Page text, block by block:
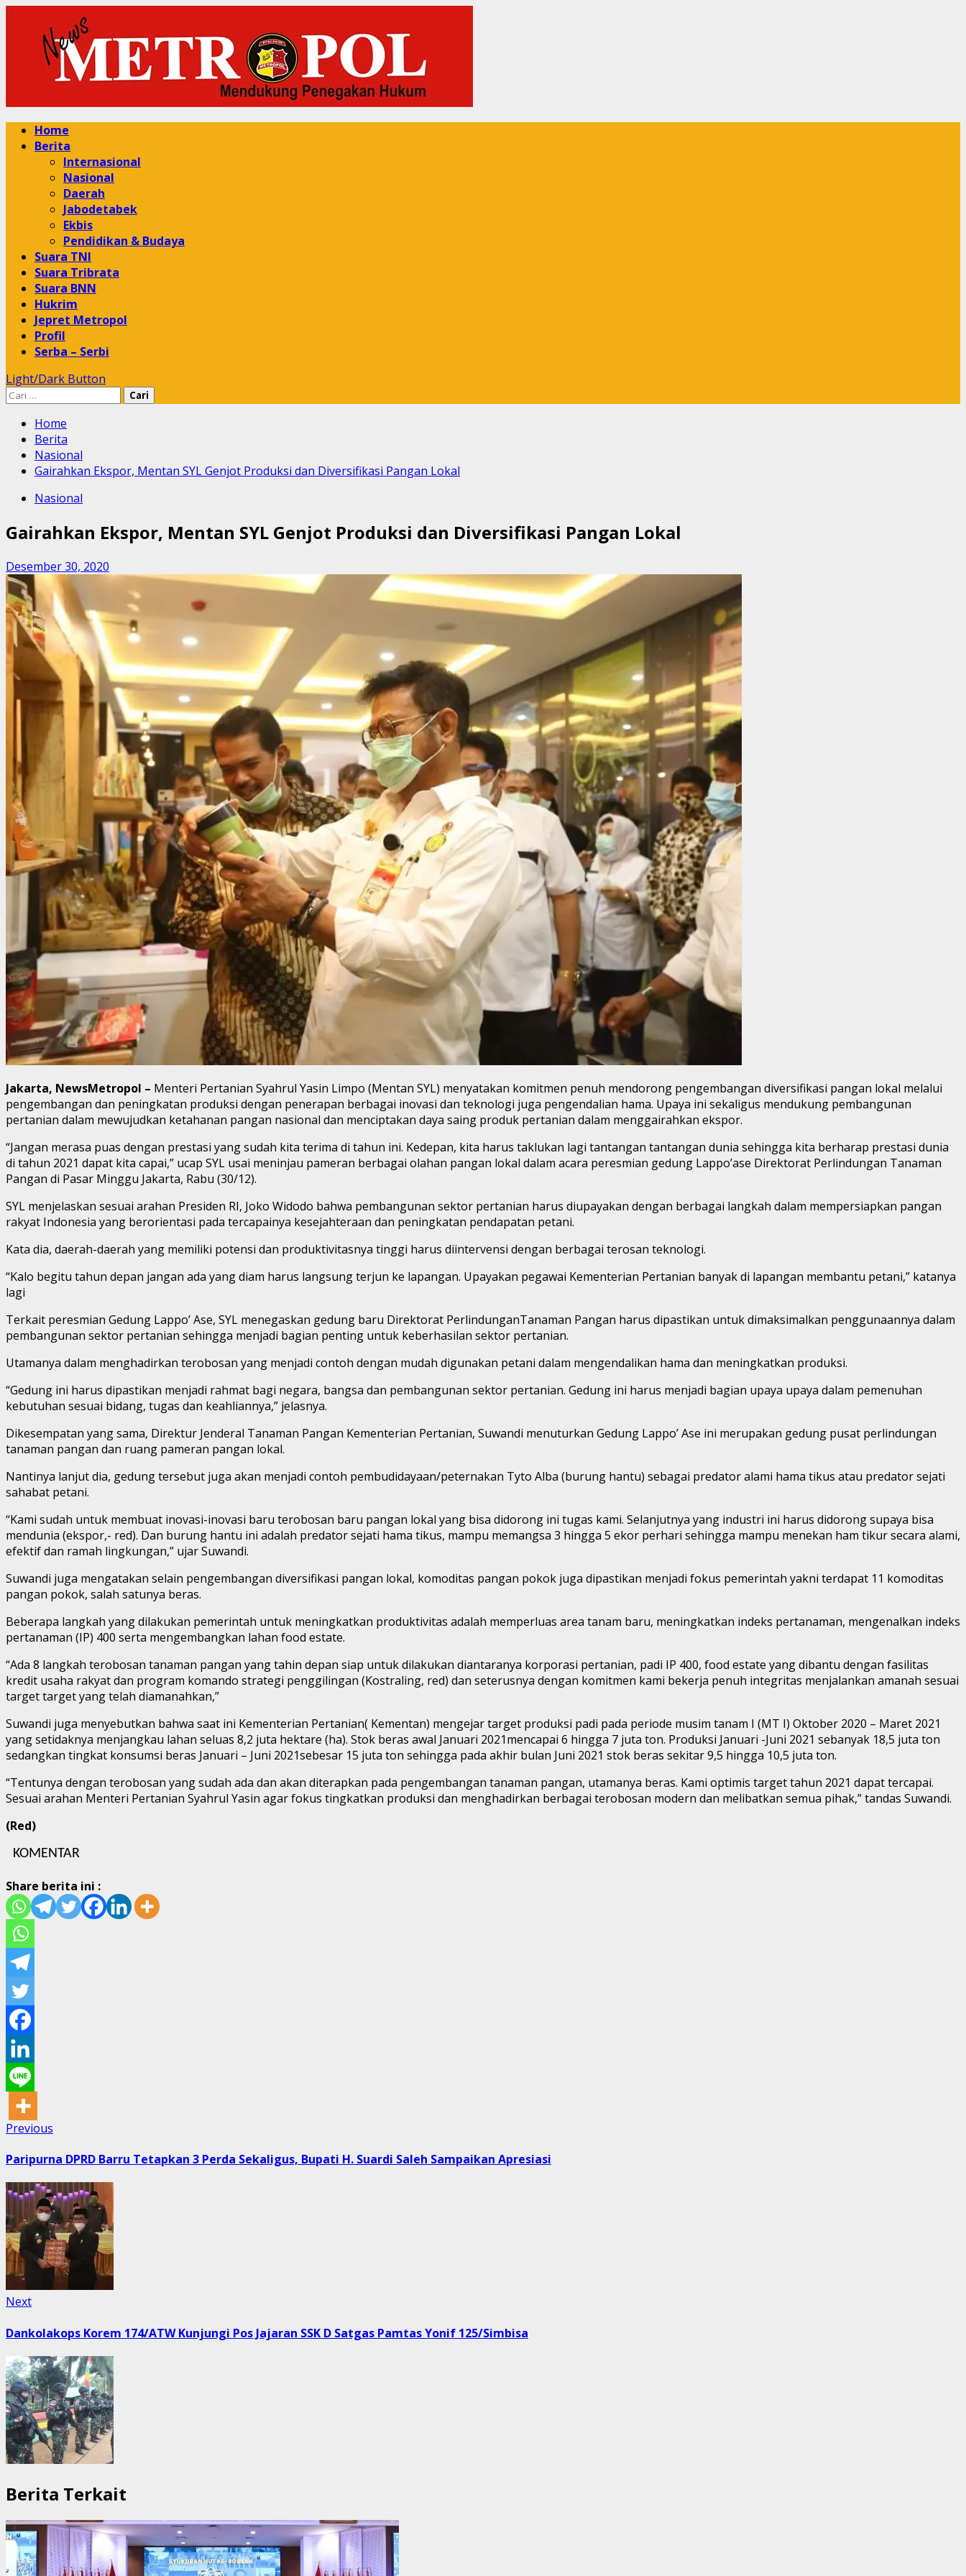
content
Primary
Menu
Home
Berita
Internasional
Nasional
Daerah
Jabodetabek
Ekbis
Pendidikan & Budaya
Suara TNI
Suara Tribrata
Suara BNN
Hukrim
Jepret Metropol
Profil
Serba – Serbi
Light/Dark Button
Cari
Home
Berita
Nasional
Gairahkan Ekspor, Mentan SYL Genjot Produksi dan Diversifikasi Pangan Lokal
Nasional
Gairahkan Ekspor, Mentan SYL Genjot Produksi dan Diversifikasi Pangan Lokal
Desember 30, 2020
Jakarta, NewsMetropol – Menteri Pertanian Syahrul Yasin Limpo (Mentan SYL) menyatakan komitmen penuh mendorong pengembangan diversifikasi pangan lokal melalui
pengembangan dan peningkatan produksi dengan penerapan berbagai inovasi dan teknologi juga pengendalian hama. Upaya ini sekaligus mendukung pembangunan
pertanian dalam mewujudkan ketahanan pangan nasional dan menciptakan daya saing produk pertanian dalam menggairahkan ekspor.
“Jangan merasa puas dengan prestasi yang sudah kita terima di tahun ini. Kedepan, kita harus taklukan lagi tantangan tantangan dunia sehingga kita berharap prestasi dunia
di tahun 2021 dapat kita capai,” ucap SYL usai meninjau pameran berbagai olahan pangan lokal dalam acara peresmian gedung Lappo’ase Direktorat Perlindungan Tanaman
Pangan di Pasar Minggu Jakarta, Rabu (30/12).
SYL menjelaskan sesuai arahan Presiden RI, Joko Widodo bahwa pembangunan sektor pertanian harus diupayakan dengan berbagai langkah dalam mempersiapkan pangan
rakyat Indonesia yang berorientasi pada tercapainya kesejahteraan dan peningkatan pendapatan petani.
Kata dia, daerah-daerah yang memiliki potensi dan produktivitasnya tinggi harus diintervensi dengan berbagai terosan teknologi.
“Kalo begitu tahun depan jangan ada yang diam harus langsung terjun ke lapangan. Upayakan pegawai Kementerian Pertanian banyak di lapangan membantu petani,” katanya
lagi
Terkait peresmian Gedung Lappo’ Ase, SYL menegaskan gedung baru Direktorat PerlindunganTanaman Pangan harus dipastikan untuk dimaksimalkan penggunaannya dalam
pembangunan sektor pertanian sehingga menjadi bagian penting untuk keberhasilan sektor pertanian.
Utamanya dalam menghadirkan terobosan yang menjadi contoh dengan mudah digunakan petani dalam mengendalikan hama dan meningkatkan produksi.
“Gedung ini harus dipastikan menjadi rahmat bagi negara, bangsa dan pembangunan sektor pertanian. Gedung ini harus menjadi bagian upaya upaya dalam pemenuhan
kebutuhan sesuai bidang, tugas dan keahliannya,” jelasnya.
Dikesempatan yang sama, Direktur Jenderal Tanaman Pangan Kementerian Pertanian, Suwandi menuturkan Gedung Lappo’ Ase ini merupakan gedung pusat perlindungan
tanaman pangan dan ruang pameran pangan lokal.
Nantinya lanjut dia, gedung tersebut juga akan menjadi contoh pembudidayaan/peternakan Tyto Alba (burung hantu) sebagai predator alami hama tikus atau predator sejati
sahabat petani.
“Kami sudah untuk membuat inovasi-inovasi baru terobosan baru pangan lokal yang bisa didorong ini tugas kami. Selanjutnya yang industri ini harus didorong supaya bisa
mendunia (ekspor,- red). Dan burung hantu ini adalah predator sejati hama tikus, mampu memangsa 3 hingga 5 ekor perhari sehingga mampu menekan ham tikur secara alami,
efektif dan ramah lingkungan,” ujar Suwandi.
Suwandi juga mengatakan selain pengembangan diversifikasi pangan lokal, komoditas pangan pokok juga dipastikan menjadi fokus pemerintah yakni terdapat 11 komoditas
pangan pokok, salah satunya beras.
Beberapa langkah yang dilakukan pemerintah untuk meningkatkan produktivitas adalah memperluas area tanam baru, meningkatkan indeks pertanaman, mengenalkan indeks
pertanaman (IP) 400 serta mengembangkan lahan food estate.
“Ada 8 langkah terobosan tanaman pangan yang tahin depan siap untuk dilakukan diantaranya korporasi pertanian, padi IP 400, food estate yang dibantu dengan fasilitas
kredit usaha rakyat dan program komando strategi penggilingan (Kostraling, red) dan seterusnya dengan komitmen kami bekerja penuh integritas menjalankan amanah sesuai
target target yang telah diamanahkan,”
Suwandi juga menyebutkan bahwa saat ini Kementerian Pertanian( Kementan) mengejar target produksi padi pada periode musim tanam I (MT I) Oktober 2020 – Maret 2021
yang setidaknya menjangkau lahan seluas 8,2 juta hektare (ha). Stok beras awal Januari 2021mencapai 6 hingga 7 juta ton. Produksi Januari -Juni 2021 sebanyak 18,5 juta ton
sedangkan tingkat konsumsi beras Januari – Juni 2021sebesar 15 juta ton sehingga pada akhir bulan Juni 2021 stok beras sekitar 9,5 hingga 10,5 juta ton.
“Tentunya dengan terobosan yang sudah ada dan akan diterapkan pada pengembangan tanaman pangan, utamanya beras. Kami optimis target tahun 2021 dapat tercapai.
Sesuai arahan Menteri Pertanian Syahrul Yasin agar fokus tingkatkan produksi dan menghadirkan berbagai terobosan modern dan melibatkan semua pihak,” tandas Suwandi.
(Red)
KOMENTAR
Share berita ini :
Post
navigation
Previous
Paripurna DPRD Barru Tetapkan 3 Perda Sekaligus, Bupati H. Suardi Saleh Sampaikan Apresiasi
NextNext
Dankolakops Korem 174/ATW Kunjungi Pos Jajaran SSK D Satgas Pamtas Yonif 125/Simbisa
Berita Terkait